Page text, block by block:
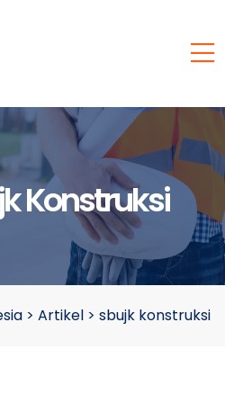
Konstruksi
> Artikel > sbujk konstruksi